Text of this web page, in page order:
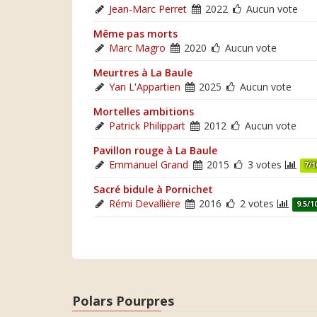
Jean-Marc Perret
2022
Aucun vote
Même pas morts
Marc Magro
2020
Aucun vote
Meurtres à La Baule
Yan L'Appartien
2025
Aucun vote
Mortelles ambitions
Patrick Philippart
2012
Aucun vote
Pavillon rouge à La Baule
Emmanuel Grand
2015 3 votes 7/
Sacré bidule à Pornichet
Rémi Devallière
2016 2 votes 9.5/
Polars Pourpres